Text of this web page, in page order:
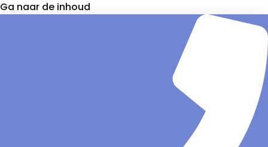
Ga naar de inhoud